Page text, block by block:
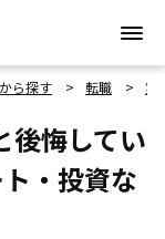
ら探す 転職 第
後悔してい
・投資な